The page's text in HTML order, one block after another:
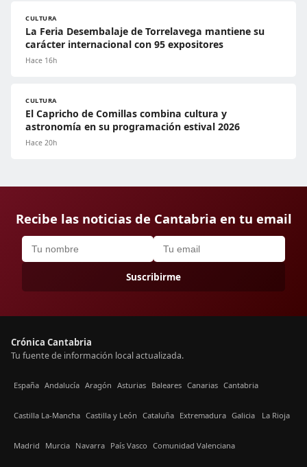
CULTURA
La Feria Desembalaje de Torrelavega mantiene su
carácter internacional con 95 expositores
Hace 16h
CULTURA
El Capricho de Comillas combina cultura y
astronomía en su programación estival 2026
Hace 20h
Recibe las noticias de Cantabria en tu email
Suscribirme
Crónica Cantabria
Tu fuente de información local actualizada.
España Andalucía Aragón Asturias Baleares Canarias Cantabria
Castilla La-Mancha Castilla y León Cataluña Extremadura Galicia La Rioja
Madrid Murcia Navarra País Vasco Comunidad Valenciana